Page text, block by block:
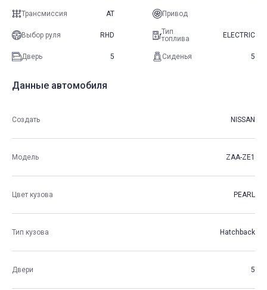
Трансмиссия AT Привод
Выбор руля RHD
Тип
топлива
ELECTRIC
Дверь 5 Сиденья 5
Данные автомобиля
Создать NISSAN
Модель ZAA-ZE1
Цвет кузова PEARL
Тип кузова Hatchback
Двери 5